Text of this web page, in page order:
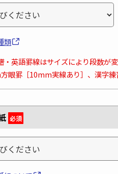
類
英語罫線はサイズにより段数が
眼罫［10mm実線あり］、漢字練
必須